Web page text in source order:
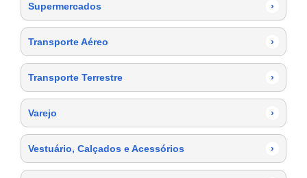
Supermercados ›
Transporte Aéreo ›
Transporte Terrestre ›
Varejo ›
Vestuário, Calçados e Acessórios ›